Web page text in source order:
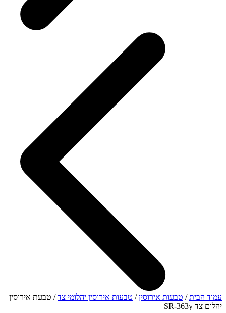
עמוד הבית/ טבעות אירוסין/ טבעות אירוסין יהלומי צד/ טבעת אירוסין
יהלום צד SR-363y